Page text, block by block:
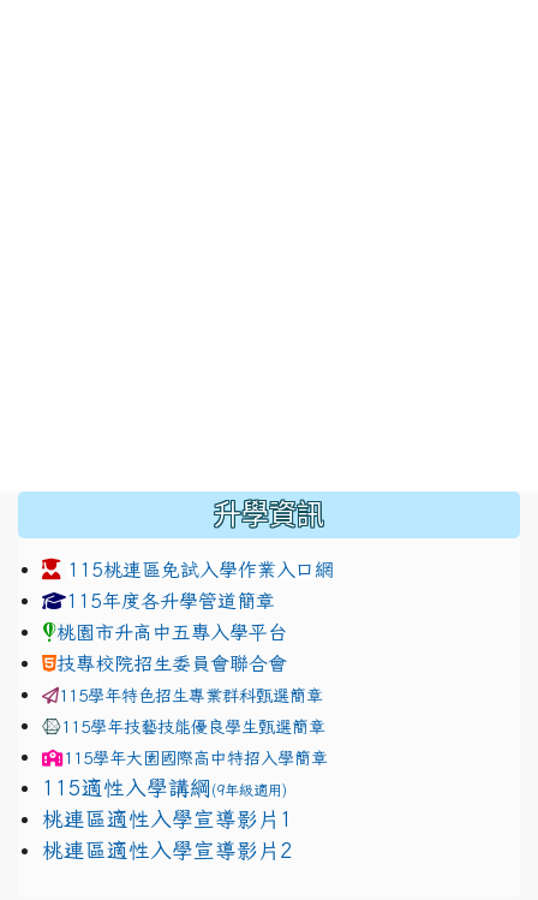
升學資訊
115桃連區免試入學作業入口網
link to https://www.jhjhs.tyc.edu.tw/modules/
115年度各升學管道簡章
桃園市升高中五專入學平台
技專校院招生委員會聯合會
115學年特色招生專業群科甄選簡章
115學年技藝技能優良學生甄選簡章
115學年大園國際高中特招入學簡章
115適性入學講綱 (9年級適用)
link to https://docs.google.com/presentation/d/
桃連區適性入學宣導影片1
link to https://docs.google.com/presentation/d/
桃連區適性入學宣導影片2